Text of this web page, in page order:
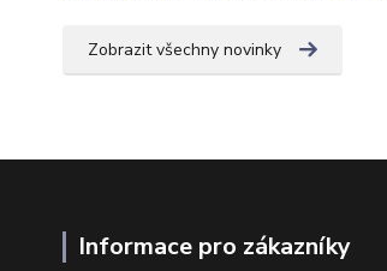
Zobrazit všechny novinky
Informace pro zákazníky